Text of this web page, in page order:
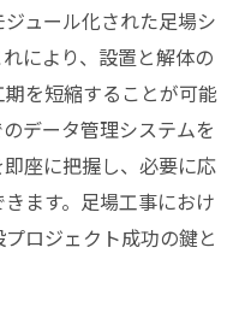
ュール化された足場シ
により、設置と解体の
を短縮することが可能
データ管理システムを
座に把握し、必要に応
ます。足場工事におけ
ロジェクト成功の鍵と